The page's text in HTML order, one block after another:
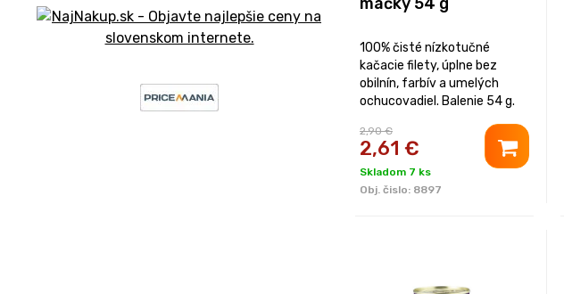
100% čisté nízkotučné
kačacie filety, úplne bez
obilnín, farbív a umelých
ochucovadiel. Balenie 54 g.
2,90 €
2,61 €
Skladom 7 ks
Obj. čislo: 8897